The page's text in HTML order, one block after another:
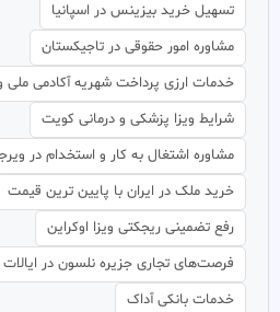
تسهیل خرید بیزینس در اسپانیا
مشاوره امور حقوقی در تاجیکستان
خدمات ارزی پرداخت شهریه آکادمی
شرایط ویزا پزشکی و درمانی کویت
مشاوره اشتغال به کار و استخدام در
خرید ملک در ایران با پایین ترین قیمت
رفع تضمینی ریجکتی ویزا اوکراین
فرصت‌های تجاری جزیره نلسون در ایالات
خدمات بانکی آداک